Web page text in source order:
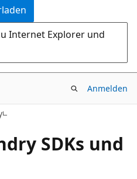
Internet Explorer und
Anmelden
SDKs und